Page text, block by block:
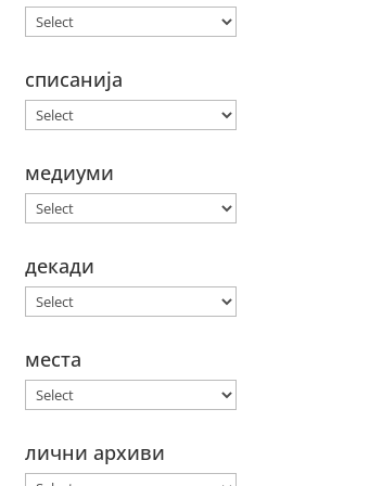
списанија
медиуми
декади
места
лични архиви